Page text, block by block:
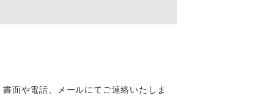
面や電話、メールにてご連絡いたしま